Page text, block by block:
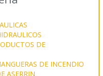
DE
DE INCENDIO
ASERRIN